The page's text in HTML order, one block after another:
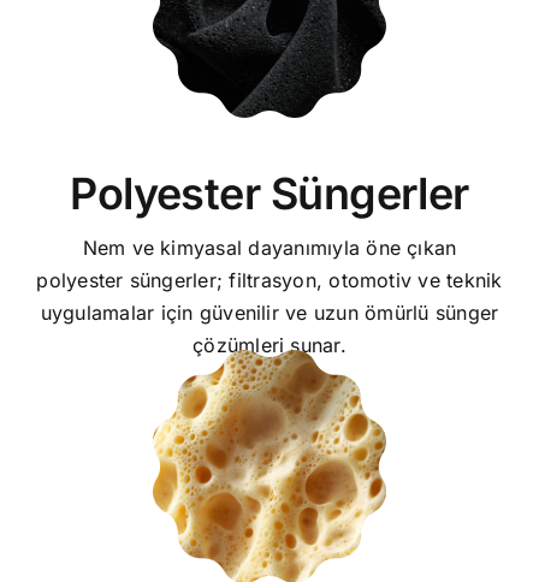
Polyester Süngerler
Nem ve kimyasal dayanımıyla öne çıkan
polyester süngerler; filtrasyon, otomotiv ve teknik
uygulamalar için güvenilir ve uzun ömürlü sünger
çözümleri sunar.